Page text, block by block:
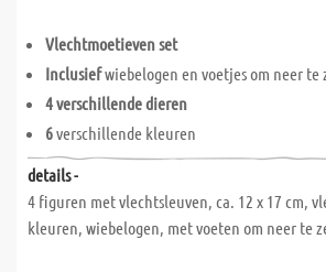
Vlechtmoetieven set
Inclusiefwiebelogen en voetjes om neer te
4 verschillende dieren
6verschillende kleuren
details -
4 figuren met vlechtsleuven, ca. 12 x 17 cm,
kleuren, wiebelogen, met voeten om neer te